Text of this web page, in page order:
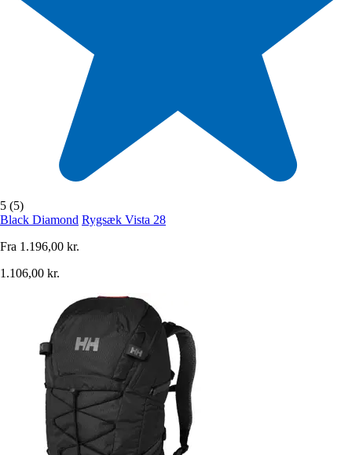
5 (5)
Black Diamond Rygsæk Vista 28
Fra 1.196,00 kr.
1.106,00 kr.